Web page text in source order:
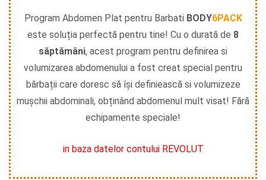
Program Abdomen Plat pentru Barbati BODY6PACK
este soluția perfectă pentru tine! Cu o durată de 8
săptămâni, acest program pentru definirea si
volumizarea abdomenului a fost creat special pentru
bărbații care doresc să își definiească si volumizeze
mușchii abdominali, obținând abdomenul mult visat! Fără
echipamente speciale!
in baza datelor contului REVOLUT